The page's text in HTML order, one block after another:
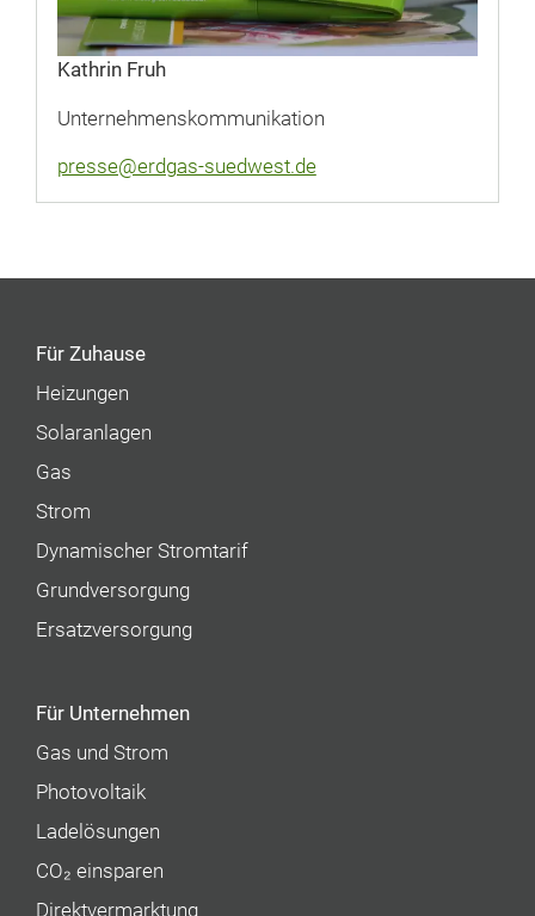
Kathrin Fruh
Unternehmenskommunikation
presse@erdgas-suedwest.de
Für Zuhause
Heizungen
Solaranlagen
Gas
Strom
Dynamischer Stromtarif
Grundversorgung
Ersatzversorgung
Für Unternehmen
Gas und Strom
Photovoltaik
Ladelösungen
CO₂ einsparen
Direktvermarktung